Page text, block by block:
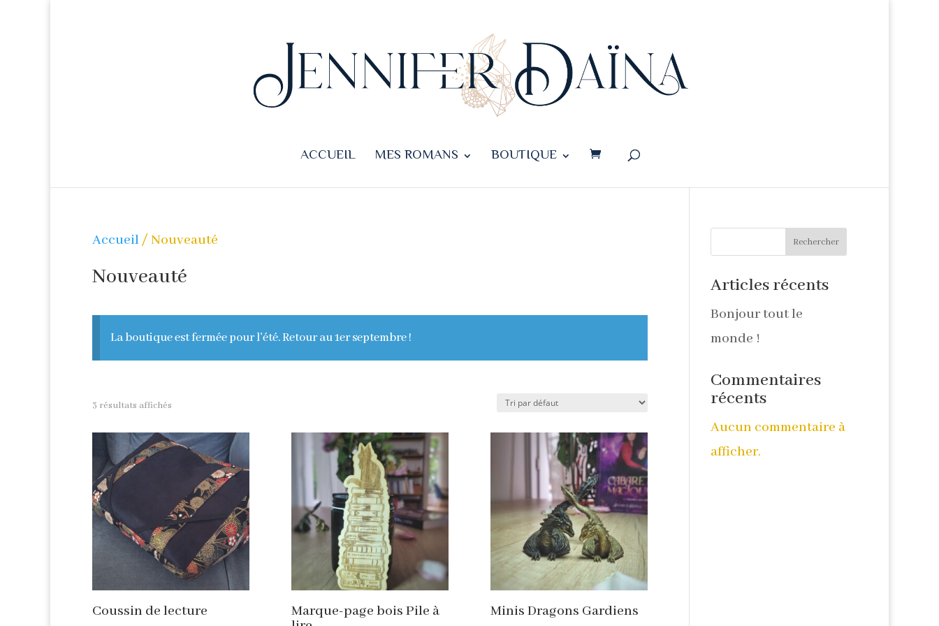
ACCUEIL MES ROMANS BOUTIQUE
Accueil/ Nouveauté
Nouveauté
La boutique est fermée pour l'été. Retour au 1er septembre !
3 résultats affichés
Coussin de lecture
Marque-page bois Pile à
Minis Dragons Gardiens
Rechercher
Articles récents
Bonjour tout le
monde !
Commentaires
récents
Aucun commentaire à
afficher.